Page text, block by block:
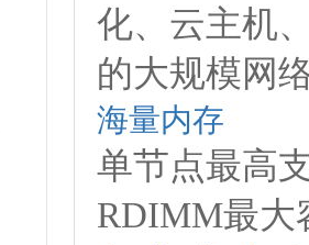
化、云主机
的大规模网
海量内存
单节点最高
RDIMM最大